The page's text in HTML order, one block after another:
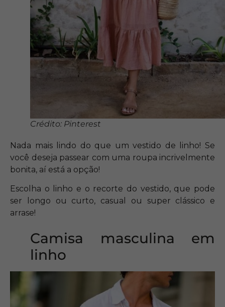
Crédito: Pinterest
Nada mais lindo do que um vestido de linho! Se
você deseja passear com uma roupa incrivelmente
bonita, aí está a opção!
Escolha o linho e o recorte do vestido, que pode
ser longo ou curto, casual ou super clássico e
arrase!
Camisa masculina em
linho